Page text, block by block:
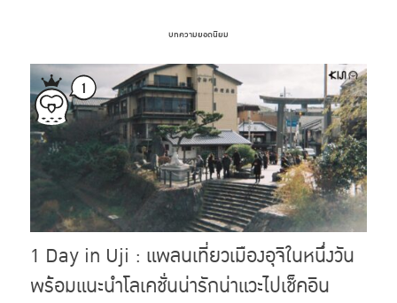
บทความยอดนิยม
1 Day in Uji : แพลนเที่ยวเมืองอุจิในหนึ่งวัน
พร้อมแนะนำโลเคชั่นน่ารักน่าแวะไปเช็คอิน